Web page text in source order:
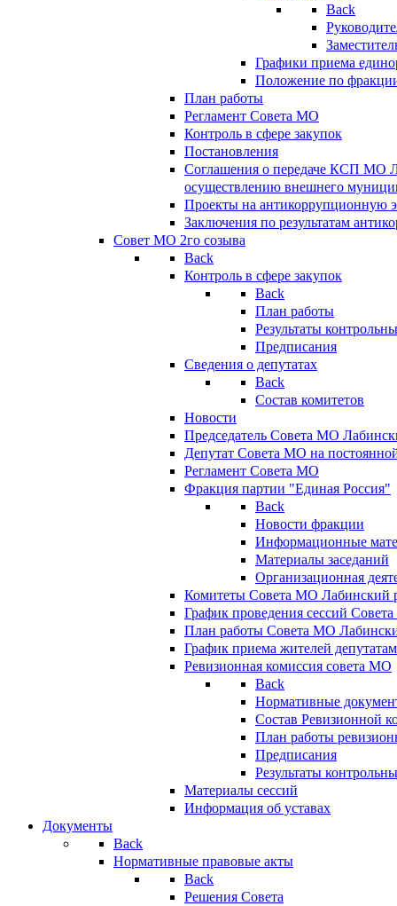
Back
Графики приема
Положение по
План работы
Регламент Совета МО
Контроль в сфере закупок
Постановления
Соглашения о передаче КСП МО
осуществлению внешнего
Проекты на антикоррупционную
Заключения по результатам
Совет МО 2го созыва
Back
Контроль в сфере закупок
Back
План работы
Результаты
Предписания
Сведения о депутатах
Back
Состав комитетов
Новости
Председатель Совета МО
Депутат Совета МО на
Регламент Совета МО
Фракция партии "Единая Россия"
Back
Новости фракции
Информационные
Материалы заседаний
Организационная
Комитеты Совета МО Лабинский
График проведения сессий
План работы Совета МО
График приема жителей
Ревизионная комиссия совета МО
Back
Нормативные
Состав Ревизионной
План работы
Предписания
Результаты
Материалы сессий
Информация об уставах
Документы
Back
Нормативные правовые акты
Back
Решения Совета